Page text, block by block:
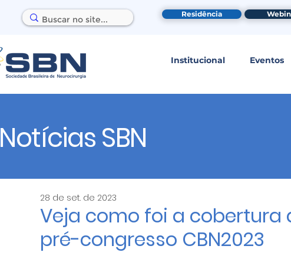
Residência
Institucional Eventos
Notícias SBN
Veja como foi a cobertura
pré-congresso CBN2023
28 de set. de 2023